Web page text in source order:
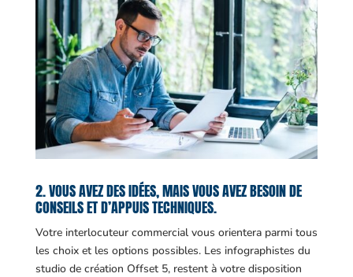
2. VOUS AVEZ DES IDÉES, MAIS VOUS AVEZ BESOIN DE
CONSEILS ET D’APPUIS TECHNIQUES.
Votre interlocuteur commercial vous orientera parmi tous
les choix et les options possibles. Les infographistes du
studio de création Offset 5, restent à votre disposition